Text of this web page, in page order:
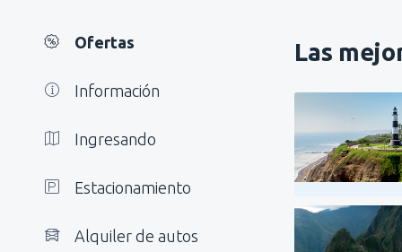
Ofertas
Información
Ingresando
Estacionamiento
Alquiler de autos
Las